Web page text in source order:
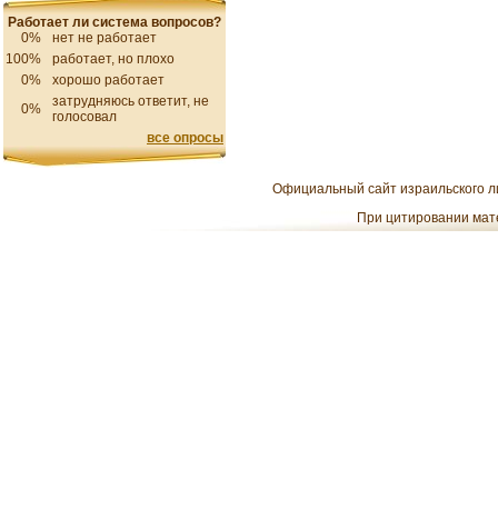
Работает ли система вопросов?
0%
нет не работает
100%
работает, но плохо
0%
хорошо работает
0%
затрудняюсь ответит, не
голосовал
все опросы
Официальный сайт израильского
При цитировании